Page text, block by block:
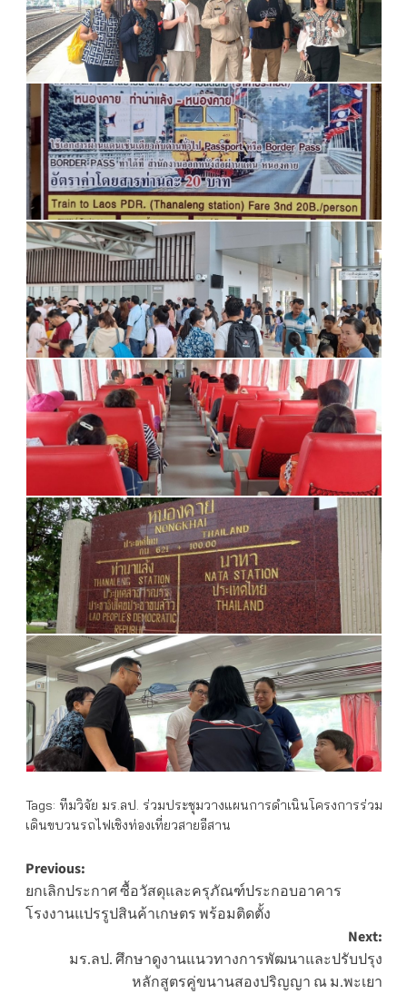
Tags: ทีมวิจัย มร.ลป. ร่วมประชุมวางแผนการดำเนินโครงการร่วม
เดินขบวนรถไฟเชิงท่องเที่ยวสายอีสาน
Post
navigation
Previous:
ยกเลิกประกาศ ซื้อวัสดุและครุภัณฑ์ประกอบอาคาร
โรงงานแปรรูปสินค้าเกษตร พร้อมติดตั้ง
Next:
มร.ลป. ศึกษาดูงานแนวทางการพัฒนาและปรับปรุง
หลักสูตรคู่ขนานสองปริญญา ณ ม.พะเยา